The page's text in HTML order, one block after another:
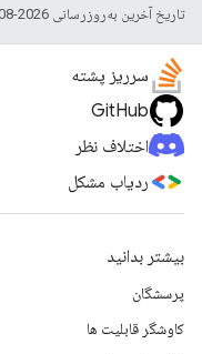
تاریخ آخرین به‌روزرسانی 2026-08-09 به‌وقت ساعت هماهنگ جهانی.
سرریز پشته
GitHub
اختلاف نظر
ردیاب مشکل
بیشتر بدانید
پرسشگان
کاوشگر قابلیت ها